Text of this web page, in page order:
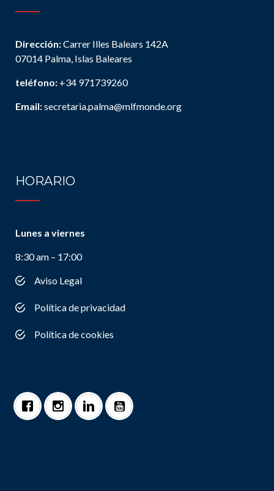
Dirección:Carrer Illes Balears 142A
07014 Palma, Islas Baleares
teléfono: +34 971739260
Email:secretaria.palma@mlfmonde.org
HORARIO
Lunes a viernes
8:30 am – 17:00
Aviso Legal
Política de privacidad
Política de cookies